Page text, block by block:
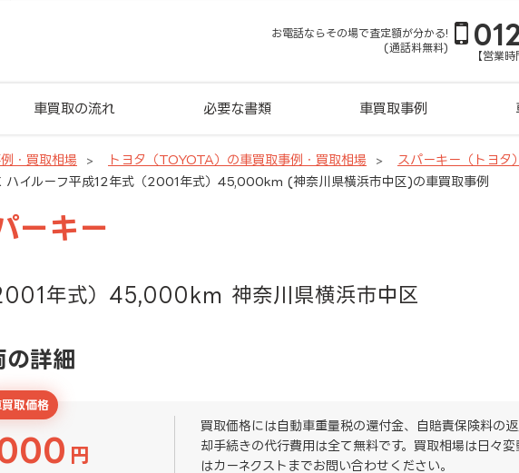
お電話ならその場で査定額が分かる!
(通話料無料)
【営業
車買取の流れ 必要な書類 車買取事例
・買取相場 トヨタ（TOYOTA）の車買取事例・買取相場
スパーキー（トヨタ
ハイルーフ平成12年式（2001年式）45,000km (神奈川県横浜市中区)の車買取事例
ーキー
年式）45,000km 神奈川県横浜市中区
詳細
買取価格
円
買取価格には自動車重量税の還付金、自賠責保険料の
却手続きの代行費用は全て無料です。買取相場は日々
はカーネクストまでお問い合わせください。